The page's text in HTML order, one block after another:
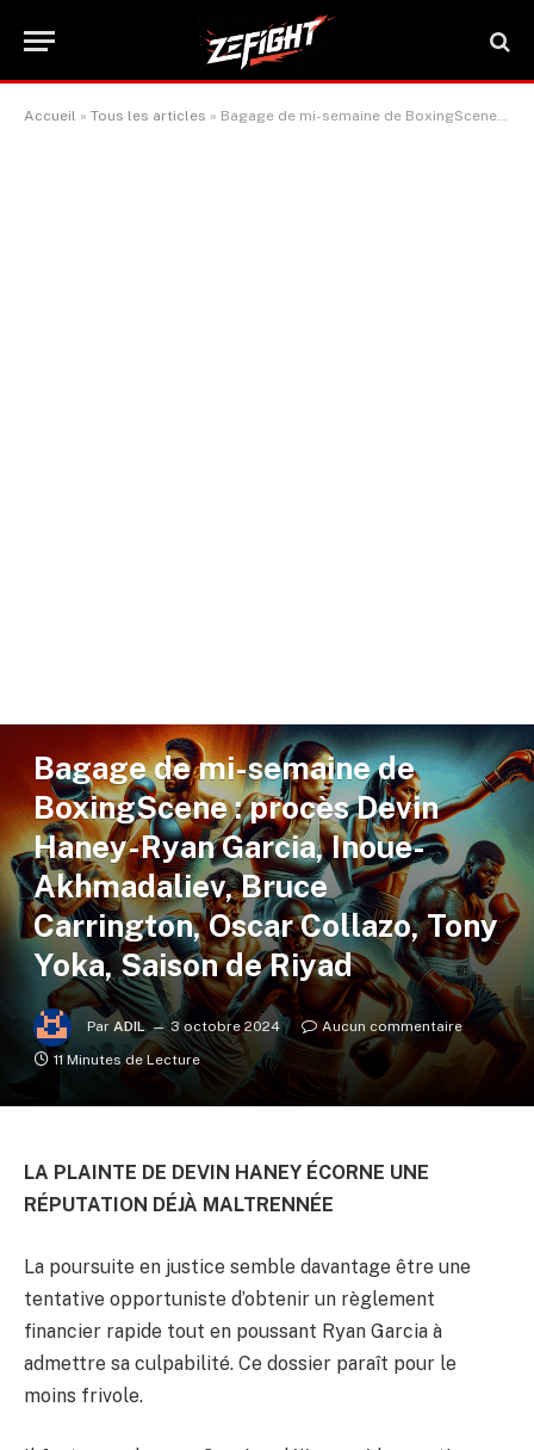
Accueil » Tous les articles » Bagage de mi-semaine de BoxingScene : procès Devin Haney-Ryan Garcia, Inoue-Akhmadaliev, Bruce Carrington, Oscar Collazo, Tony Yoka, Saison de Riyad
Bagage de mi-semaine de
BoxingScene : procès Devin
Haney-Ryan Garcia, Inoue-
Akhmadaliev, Bruce
Carrington, Oscar Collazo, Tony
Yoka, Saison de Riyad
Par ADIL 3 octobre 2024
Aucun commentaire
11 Minutes de Lecture
LA PLAINTE DE DEVIN HANEY ÉCORNE UNE
RÉPUTATION DÉJÀ MALTRENNÉE
La poursuite en justice semble davantage être une
tentative opportuniste d’obtenir un règlement
financier rapide tout en poussant Ryan Garcia à
admettre sa culpabilité. Ce dossier paraît pour le
moins frivole.